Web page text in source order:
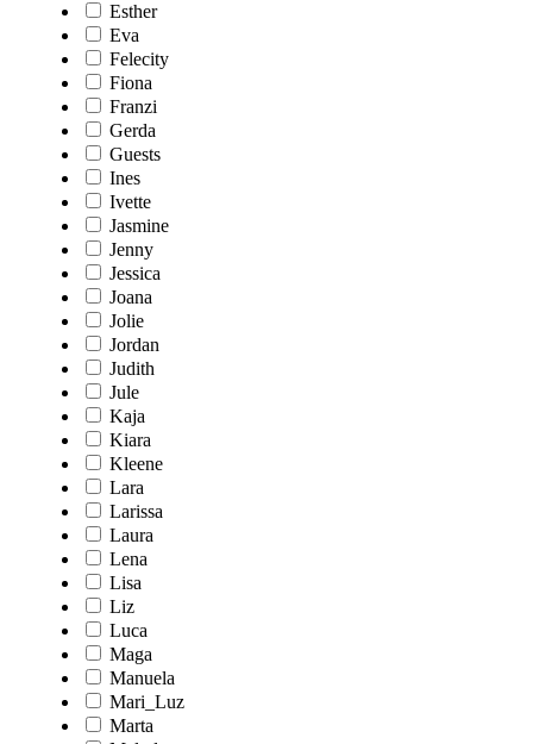
Esther
Eva
Felecity
Fiona
Franzi
Gerda
Guests
Ines
Ivette
Jasmine
Jenny
Jessica
Joana
Jolie
Jordan
Judith
Jule
Kaja
Kiara
Kleene
Lara
Larissa
Laura
Lena
Lisa
Liz
Luca
Maga
Manuela
Mari_Luz
Marta